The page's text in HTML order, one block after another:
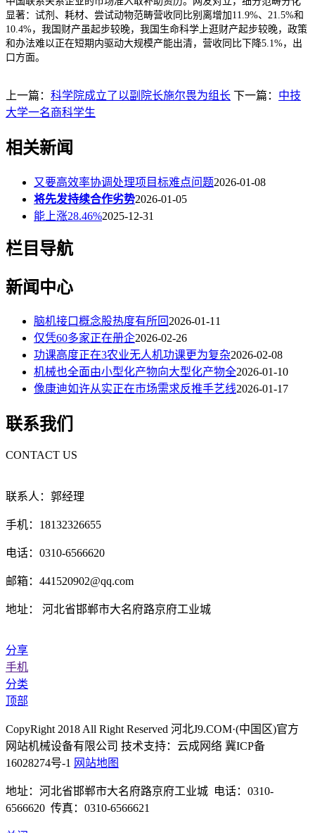
显著：试剂、耗材、尝试动物范畴营收同比别离增加11.9%、21.5%和
10.4%，我国财产虽起步较晚，我国生命科学上逛财产起步较晚，政策
和办法难以正在短期内驱动大规模产能出清，营收同比下降5.1%，出
口方面。
上一篇： 科学院成立了以副院长施尔畏为组长 下一篇： 中技
大学一名商科学生
相关新闻
又要高效率协调处理项目标难点问题2026-01-08
将先发持续合作劣势2026-01-05
能上涨28.46%2025-12-31
栏目导航
新闻中心
脑机接口概念股热度有所回2026-01-11
仅凭60多家正在册企2026-02-26
功课高度正在3农业无人机功课更为复杂2026-02-08
机械也全面由小型化产物向大型化产物全2026-01-10
像康迪如许从实正在市场需求反推手艺线2026-01-17
联系我们
CONTACT US
联系人：郭经理
手机：18132326655
电话：0310-6566620
邮箱：441520902@qq.com
地址： 河北省邯郸市大名府路京府工业城
分享
手机
分类
顶部
CopyRight 2018 All Right Reserved 河北J9.COM·(中国区)官方
网站机械设备有限公司 技术支持：云成网络 冀ICP备
16028274号-1 网站地图
地址：河北省邯郸市大名府路京府工业城 电话：0310-
6566620 传真：0310-6566621